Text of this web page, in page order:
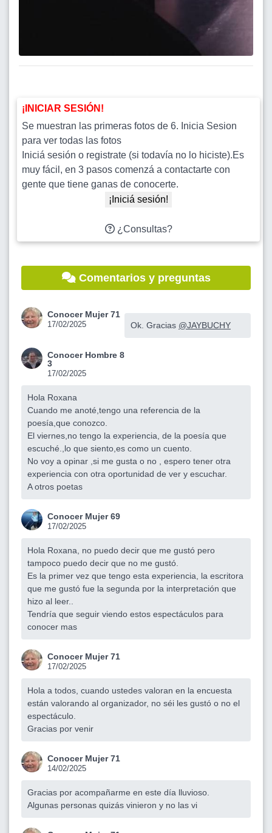
¡INICIAR SESIÓN!
Se muestran las primeras fotos de 6. Inicia Sesion
para ver todas las fotos
Iniciá sesión o registrate (si todavía no lo hiciste).Es
muy fácil, en 3 pasos comenzá a contactarte con
gente que tiene ganas de conocerte.
¡Iniciá sesión!
¿Consultas?
Comentarios y preguntas
Conocer Mujer 71
17/02/2025 Ok. Gracias @JAYBUCHY
Conocer Hombre 8
3
17/02/2025
Hola Roxana
Cuando me anoté,tengo una referencia de la
poesía,que conozco.
El viernes,no tengo la experiencia, de la poesía que
escuché.,lo que siento,es como un cuento.
No voy a opinar ,si me gusta o no , espero tener otra
experiencia con otra oportunidad de ver y escuchar.
A otros poetas
Conocer Mujer 69
17/02/2025
Hola Roxana, no puedo decir que me gustó pero
tampoco puedo decir que no me gustó.
Es la primer vez que tengo esta experiencia, la escritora
que me gustó fue la segunda por la interpretación que
hizo al leer..
Tendría que seguir viendo estos espectáculos para
conocer mas
Conocer Mujer 71
17/02/2025
Hola a todos, cuando ustedes valoran en la encuesta
están valorando al organizador, no séi les gustó o no el
espectáculo.
Gracias por venir
Conocer Mujer 71
14/02/2025
Gracias por acompañarme en este día lluvioso.
Algunas personas quizás vinieron y no las vi